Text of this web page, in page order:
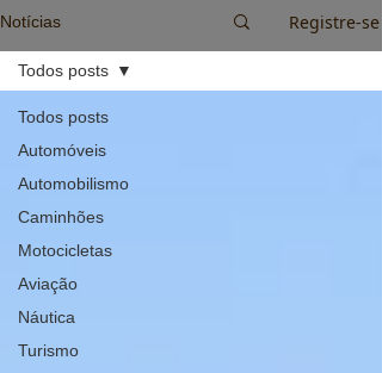
Notícias Registre-se
Todos posts
Automóveis
Automobilismo
Caminhões
Motocicletas
Aviação
Náutica
Turismo
Todos posts